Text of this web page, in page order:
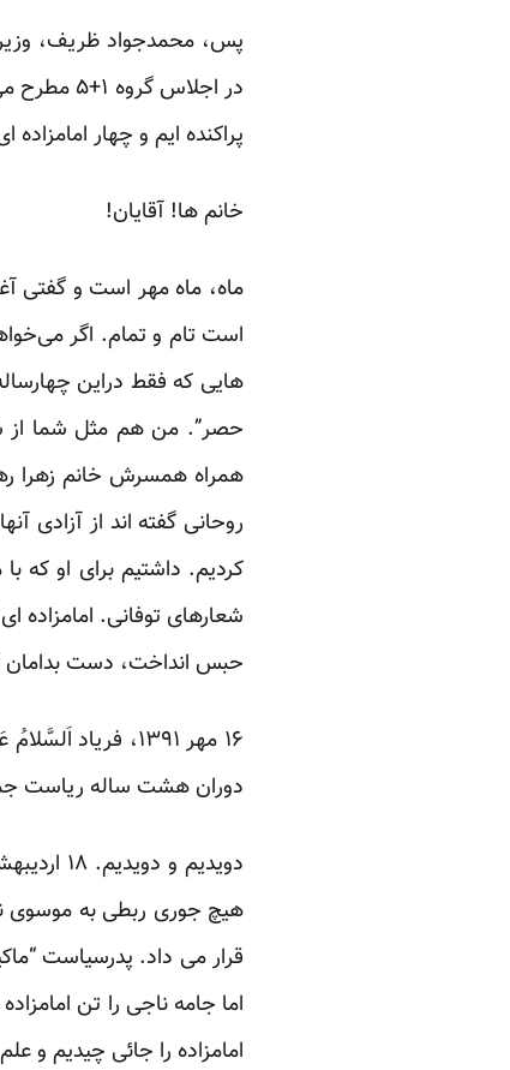
پس، محمدجواد ظریف، وزیر
در
پراکنده ایم و چهار
خانم ها! آقایان!
ماه، ماه مهر است و گفتی
است تام و تمام. اگر
هایی که فقط دراین
حصر”. من هم مثل شما از
همراه همسرش خانم زهرا
روحانی گفته اند
کردیم. داشتیم برای او که
شعارهای توفانی.
حبس انداخت، دست بدامان
۱۶ مهر ۱۳۹۱، فریاد اَلسَّلامُ
دوران هشت ساله ریاست
دویدیم و دویدیم. ۱۸ اردیبهشت همین امسال، درست
هیچ جوری ربطی به موسوی
قرار می داد. پدرسیاست
اما جامه ناجی را تن
امامزاده را جائی چیدیم و